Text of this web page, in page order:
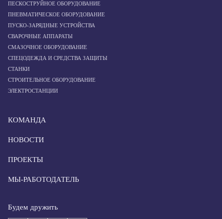
ПЕСКОСТРУЙНОЕ ОБОРУДОВАНИЕ
ПНЕВМАТИЧЕСКОЕ ОБОРУДОВАНИЕ
ПУСКО-ЗАРЯДНЫЕ УСТРОЙСТВА
СВАРОЧНЫЕ АППАРАТЫ
СМАЗОЧНОЕ ОБОРУДОВАНИЕ
СПЕЦОДЕЖДА И СРЕДСТВА ЗАЩИТЫ
СТАНКИ
СТРОИТЕЛЬНОЕ ОБОРУДОВАНИЕ
ЭЛЕКТРОСТАНЦИИ
КОМАНДА
НОВОСТИ
ПРОЕКТЫ
МЫ-РАБОТОДАТЕЛЬ
Будем дружить